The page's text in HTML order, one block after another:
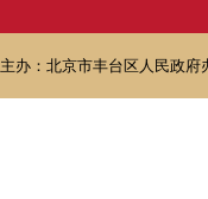
主办：北京市丰台区人民政府